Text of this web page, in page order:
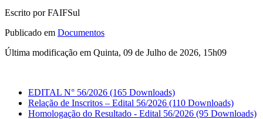
Escrito por FAIFSul
Publicado em Documentos
Última modificação em Quinta, 09 de Julho de 2026, 15h09
EDITAL N° 56/2026 (165 Downloads)
Relação de Inscritos – Edital 56/2026 (110 Downloads)
Homologação do Resultado - Edital 56/2026 (95 Downloads)